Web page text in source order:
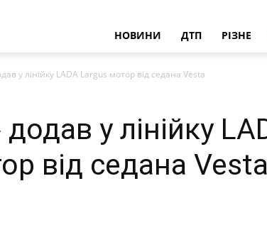
НОВИНИ ДТП РІЗНЕ
у лінійку LADA Largus мотор від седана Vesta
у лінійку
від седана Vesta